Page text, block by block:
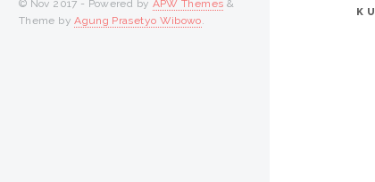
© Nov 2017 - Powered by APW Themes &
Theme byAgung Prasetyo Wibowo.